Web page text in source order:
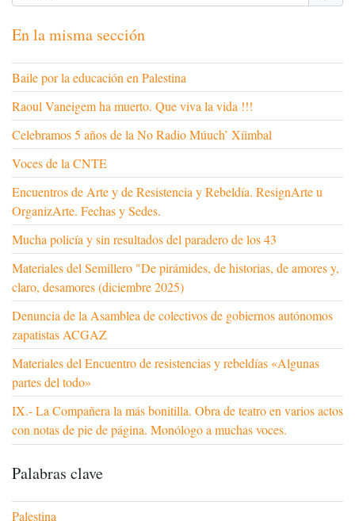
En la misma sección
Baile por la educación en Palestina
Raoul Vaneigem ha muerto. Que viva la vida !!!
Celebramos 5 años de la No Radio Múuch’ Xíimbal
Voces de la CNTE
Encuentros de Arte y de Resistencia y Rebeldía. ResignArte u
OrganizArte. Fechas y Sedes.
Mucha policía y sin resultados del paradero de los 43
Materiales del Semillero "De pirámides, de historias, de amores y,
claro, desamores (diciembre 2025)
Denuncia de la Asamblea de colectivos de gobiernos autónomos
zapatistas ACGAZ
Materiales del Encuentro de resistencias y rebeldías «Algunas
partes del todo»
IX.- La Compañera la más bonitilla. Obra de teatro en varios actos
con notas de pie de página. Monólogo a muchas voces.
Palabras clave
Palestina